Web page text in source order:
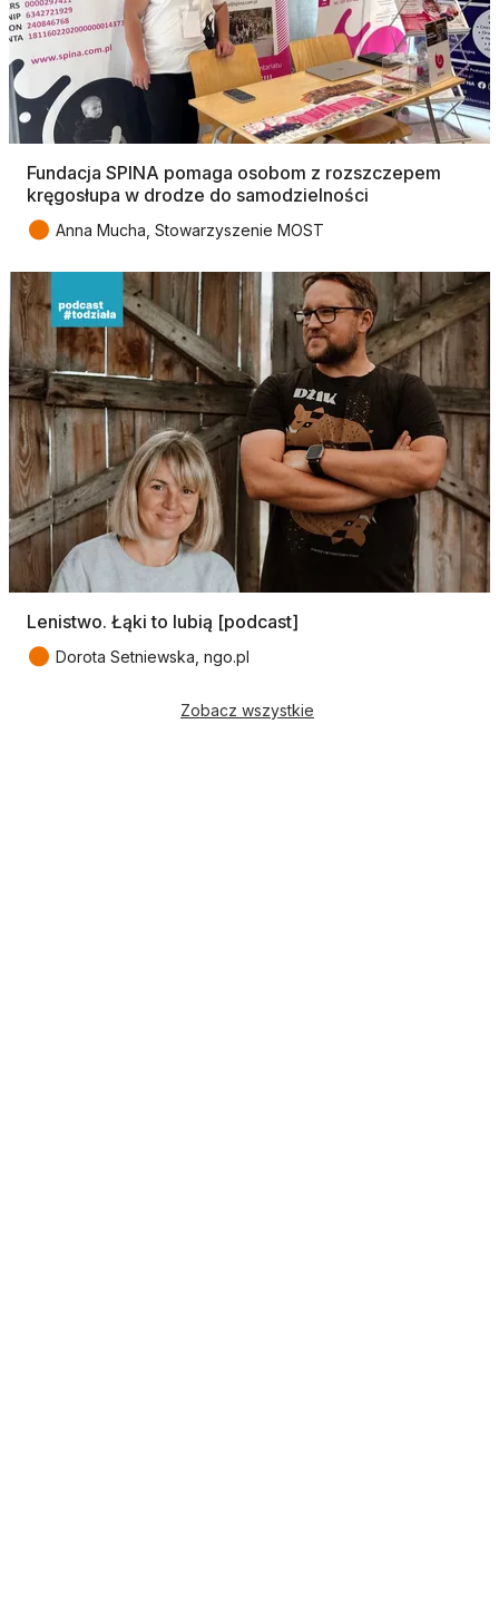
Fundacja SPINA pomaga osobom z rozszczepem
kręgosłupa w drodze do samodzielności
● Anna Mucha, Stowarzyszenie MOST
Lenistwo. Łąki to lubią [podcast]
● Dorota Setniewska, ngo.pl
Zobacz wszystkie